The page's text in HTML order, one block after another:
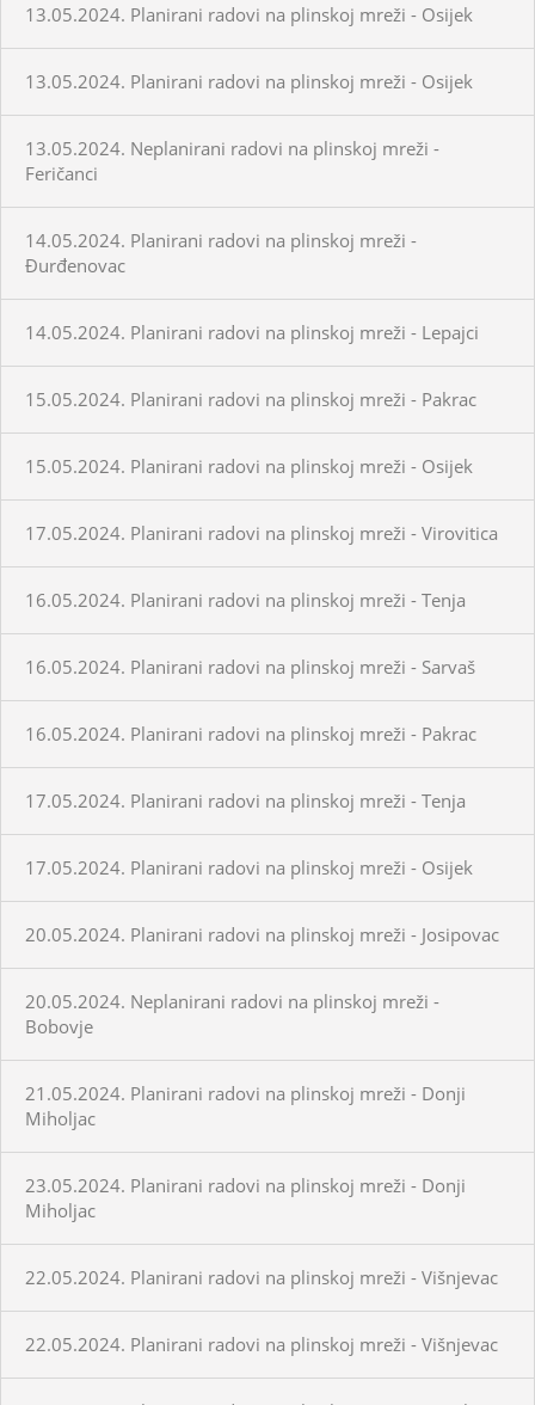
13.05.2024. Planirani radovi na plinskoj mreži - Osijek
13.05.2024. Planirani radovi na plinskoj mreži - Osijek
13.05.2024. Neplanirani radovi na plinskoj mreži -
Feričanci
14.05.2024. Planirani radovi na plinskoj mreži -
Đurđenovac
14.05.2024. Planirani radovi na plinskoj mreži - Lepajci
15.05.2024. Planirani radovi na plinskoj mreži - Pakrac
15.05.2024. Planirani radovi na plinskoj mreži - Osijek
17.05.2024. Planirani radovi na plinskoj mreži - Virovitica
16.05.2024. Planirani radovi na plinskoj mreži - Tenja
16.05.2024. Planirani radovi na plinskoj mreži - Sarvaš
16.05.2024. Planirani radovi na plinskoj mreži - Pakrac
17.05.2024. Planirani radovi na plinskoj mreži - Tenja
17.05.2024. Planirani radovi na plinskoj mreži - Osijek
20.05.2024. Planirani radovi na plinskoj mreži - Josipovac
20.05.2024. Neplanirani radovi na plinskoj mreži -
Bobovje
21.05.2024. Planirani radovi na plinskoj mreži - Donji
Miholjac
23.05.2024. Planirani radovi na plinskoj mreži - Donji
Miholjac
22.05.2024. Planirani radovi na plinskoj mreži - Višnjevac
22.05.2024. Planirani radovi na plinskoj mreži - Višnjevac